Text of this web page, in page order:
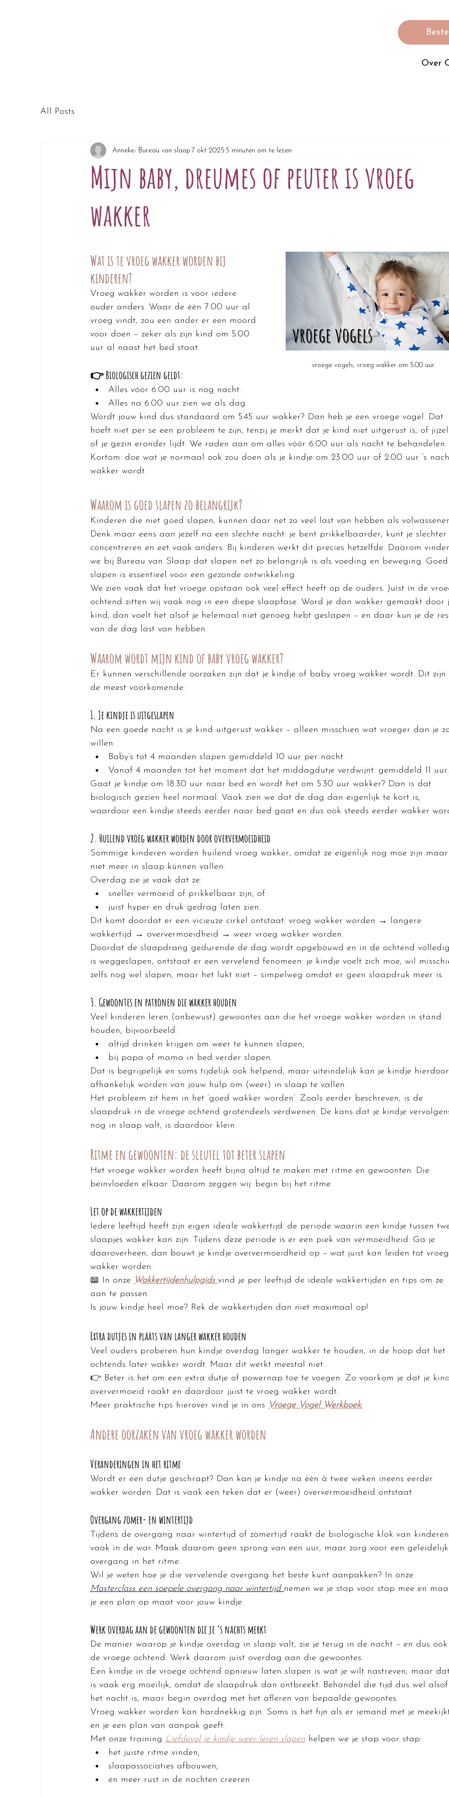
Over
All Posts
Mijn baby, dreumes of peuter is vroeg
wakker
Anneke- Bureau van slaap 7 okt 2025 5 minuten om te lezen
vroege vogels, vroeg wakker om 5.00 uur.
Wat is te vroeg wakker worden bij
kinderen?
Vroeg wakker worden is voor iedere
ouder anders. Waar de één 7.00 uur al
vroeg vindt, zou een ander er een moord
voor doen – zeker als zijn kind om 5.00
uur al naast het bed staat.
👉 Biologisch gezien geldt:
Alles vóór 6.00 uur is nog nacht.
Alles na 6.00 uur zien we als dag.
Wordt jouw kind dus standaard om 5.45 uur wakker? Dan heb je een vroege vogel. Dat
hoeft niet per se een probleem te zijn, tenzij je merkt dat je kind niet uitgerust is, of
of je gezin eronder lijdt. We raden aan om alles vóór 6.00 uur als nacht te behandelen.
Kortom: doe wat je normaal ook zou doen als je kindje om 23.00 uur of 2.00 uur ’s
wakker wordt.
Waarom is goed slapen zo belangrijk?
Kinderen die niet goed slapen, kunnen daar net zo veel last van hebben als
Denk maar eens aan jezelf na een slechte nacht: je bent prikkelbaarder, kunt je slechter
concentreren en eet vaak anders. Bij kinderen werkt dit precies hetzelfde. Daarom
we bij Bureau van Slaap dat slapen net zo belangrijk is als voeding en beweging.
slapen is essentieel voor een gezonde ontwikkeling.
We zien vaak dat het vroege opstaan ook veel effect heeft op de ouders. Juist in de
ochtend zitten wij vaak nog in een diepe slaapfase. Word je dan wakker gemaakt door
kind, dan voelt het alsof je helemaal niet genoeg hebt geslapen – en daar kun je de
van de dag last van hebben.
Waarom wordt mijn kind of baby vroeg wakker?
Er kunnen verschillende oorzaken zijn dat je kindje of baby vroeg wakker wordt. Dit zijn
de meest voorkomende:
1. Je kindje is uitgeslapen
Na een goede nacht is je kind uitgerust wakker – alleen misschien wat vroeger dan je
willen.
Baby’s tot 4 maanden slapen gemiddeld 10 uur per nacht.
Vanaf 4 maanden tot het moment dat het middagdutje verdwijnt: gemiddeld 11 uur.
Gaat je kindje om 18.30 uur naar bed en wordt het om 5.30 uur wakker? Dan is dat
biologisch gezien heel normaal. Vaak zien we dat de dag dan eigenlijk te kort is,
waardoor een kindje steeds eerder naar bed gaat en dus ook steeds eerder wakker
2. Huilend vroeg wakker worden door oververmoeidheid
Sommige kinderen worden huilend vroeg wakker, omdat ze eigenlijk nog moe zijn
niet meer in slaap kúnnen vallen.
Overdag zie je vaak dat ze:
sneller vermoeid of prikkelbaar zijn, of
juist hyper en druk gedrag laten zien.
Dit komt doordat er een vicieuze cirkel ontstaat: vroeg wakker worden → langere
wakkertijd → oververmoeidheid → weer vroeg wakker worden.
Doordat de slaapdrang gedurende de dag wordt opgebouwd en in de ochtend
is weggeslapen, ontstaat er een vervelend fenomeen: je kindje voelt zich moe, wil
zelfs nog wel slapen, maar het lukt niet – simpelweg omdat er geen slaapdruk meer is.
3. Gewoontes en patronen die wakker houden
Veel kinderen leren (onbewust) gewoontes aan die het vroege wakker worden in stand
houden, bijvoorbeeld:
altijd drinken krijgen om weer te kunnen slapen;
bij papa of mama in bed verder slapen.
Dat is begrijpelijk en soms tijdelijk ook helpend, maar uiteindelijk kan je kindje
afhankelijk worden van jouw hulp om (weer) in slaap te vallen.
Het probleem zit hem in het ‘goed wakker worden’. Zoals eerder beschreven, is de
slaapdruk in de vroege ochtend grotendeels verdwenen. De kans dat je kindje
nog in slaap valt, is daardoor klein.
Ritme en gewoonten: de sleutel tot beter slapen
Het vroege wakker worden heeft bijna altijd te maken met ritme en gewoonten. Die
beïnvloeden elkaar. Daarom zeggen wij: begin bij het ritme.
Let op de wakkertijden
Iedere leeftijd heeft zijn eigen ideale wakkertijd: de periode waarin een kindje tussen
slaapjes wakker kan zijn. Tijdens deze periode is er een piek van vermoeidheid. Ga je
daaroverheen, dan bouwt je kindje oververmoeidheid op – wat juist kan leiden tot
wakker worden.
📖 In onze Wakkertijdenhulpgids vind je per leeftijd de ideale wakkertijden en tips om ze
aan te passen.
Is jouw kindje heel moe? Rek de wakkertijden dan niet maximaal op!
Extra dutjes in plaats van langer wakker houden
Veel ouders proberen hun kindje overdag langer wakker te houden, in de hoop dat het
ochtends later wakker wordt. Maar dit werkt meestal niet.
👉 Beter is het om een extra dutje of powernap toe te voegen. Zo voorkom je dat je
oververmoeid raakt en daardoor juist te vroeg wakker wordt.
Meer praktische tips hierover vind je in ons Vroege Vogel Werkboek.
Andere oorzaken van vroeg wakker worden
Veranderingen in het ritme
Wordt er een dutje geschrapt? Dan kan je kindje na één à twee weken ineens eerder
wakker worden. Dat is vaak een teken dat er (weer) oververmoeidheid ontstaat.
Overgang zomer- en wintertijd
Tijdens de overgang naar wintertijd of zomertijd raakt de biologische klok van
vaak in de war. Maak daarom geen sprong van een uur, maar zorg voor een
overgang in het ritme.
Wil je weten hoe je die vervelende overgang het beste kunt aanpakken? In onze
Masterclass een soepele overgang naar wintertijd nemen we je stap voor stap mee en
je een plan op maat voor jouw kindje.
Werk overdag aan de gewoonten die je ’s nachts merkt
De manier waarop je kindje overdag in slaap valt, zie je terug in de nacht – en dus
de vroege ochtend. Werk daarom juist overdag aan die gewoontes.
Een kindje in de vroege ochtend opnieuw laten slapen is wat je wilt nastreven, maar
is vaak erg moeilijk, omdat de slaapdruk dan ontbreekt. Behandel die tijd dus wel
het nacht is, maar begin overdag met het afleren van bepaalde gewoontes.
Vroeg wakker worden kan hardnekkig zijn. Soms is het fijn als er iemand met je
en je een plan van aanpak geeft.
Met onze training Liefdevol je kindje weer leren slapen helpen we je stap voor stap:
het juiste ritme vinden;
slaapassociaties afbouwen;
en meer rust in de nachten creëren.